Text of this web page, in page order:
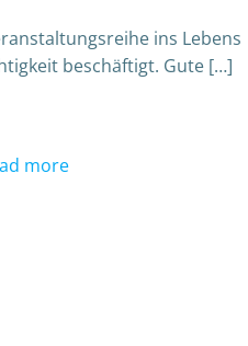
ins Lebens
beschäftigt. Gute […]
more